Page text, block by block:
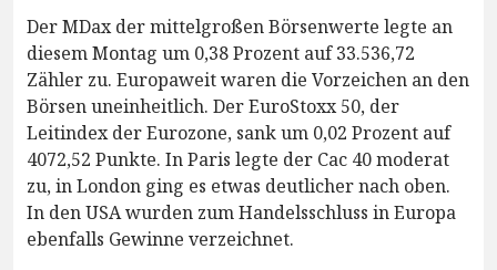
Der MDax der mittelgroßen Börsenwerte legte an
diesem Montag um 0,38 Prozent auf 33.536,72
Zähler zu. Europaweit waren die Vorzeichen an den
Börsen uneinheitlich. Der EuroStoxx 50, der
Leitindex der Eurozone, sank um 0,02 Prozent auf
4072,52 Punkte. In Paris legte der Cac 40 moderat
zu, in London ging es etwas deutlicher nach oben.
In den USA wurden zum Handelsschluss in Europa
ebenfalls Gewinne verzeichnet.